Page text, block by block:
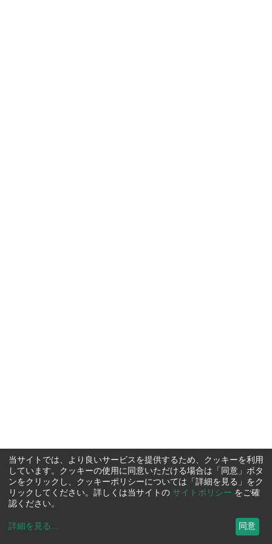
当サイトでは、より良いサービスを提供するため、クッキーを利用
しています。クッキーの使用に同意いただける場合は「同意」ボタ
ンをクリックし、クッキーポリシーについては「詳細を見る」をク
リックしてください。詳しくは当サイトの サイトポリシー をご確
認ください。
詳細を見る ... 同意